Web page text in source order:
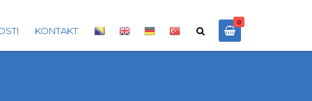
KONTAKT
0